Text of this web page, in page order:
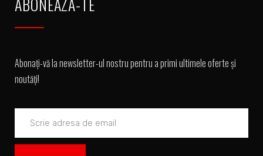
Abonați-vă la newsletter-ul nostru pentru a primi ultimele oferte și
noutăți!